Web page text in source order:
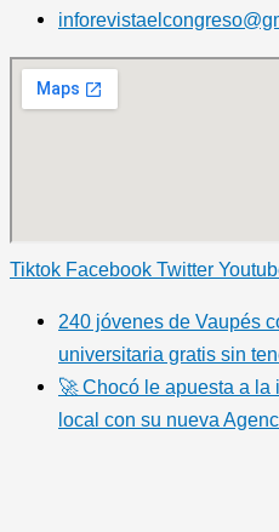
Tiktok Facebook Twitter
240 jóvenes de Vaupés
universitaria gratis sin
🚀 Chocó le apuesta a
local con su nueva